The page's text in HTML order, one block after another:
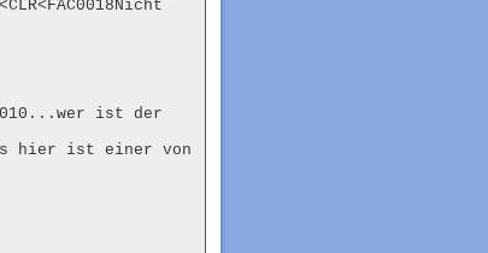
ist der
hier ist einer von